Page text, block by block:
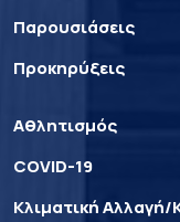
Παρουσιάσεις
Προκηρύξεις
Αθλητισμός
COVID-19
Κλιματική Αλλαγή/